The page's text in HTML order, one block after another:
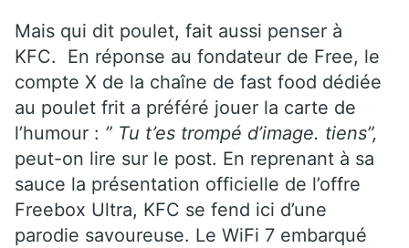
Mais qui dit poulet, fait aussi penser à
KFC. En réponse au fondateur de Free, le
compte X de la chaîne de fast food dédiée
au poulet frit a préféré jouer la carte de
l’humour : ” Tu t’es trompé d’image. tiens”,
peut-on lire sur le post. En reprenant à sa
sauce la présentation officielle de l’offre
Freebox Ultra, KFC se fend ici d’une
parodie savoureuse. Le WiFi 7 embarqué